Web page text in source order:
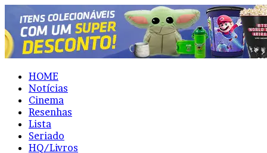
HOME
Notícias
Cinema
Resenhas
Lista
Seriado
HQ/Livros